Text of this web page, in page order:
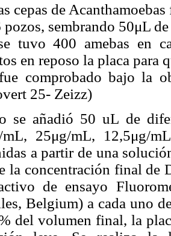
cepas de
pozos, sembrando 50μL
tuvo 400 amebas en
en reposo la placa para
comprobado bajo la
25- Zeizz)
se añadió 50 uL de
mL, 25μg/mL, 12,5μg/
a partir de una
la concentración final de
de ensayo
Belgium) a cada uno
del volumen final, la